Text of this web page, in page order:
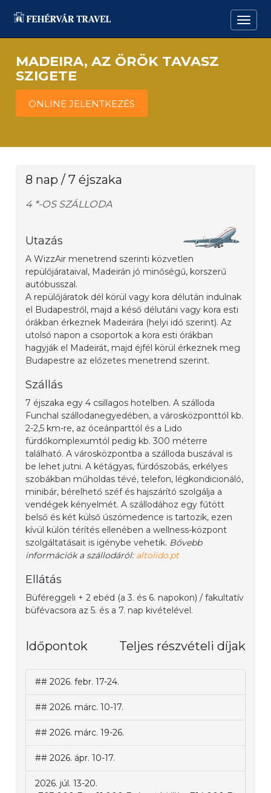
MADEIRA, AZ ÖRÖK TAVASZ
SZIGETE
ONLINE JELENTKEZÉS
8 nap / 7 éjszaka
4 *-OS SZÁLLODA
Utazás
A WizzAir menetrend szerinti közvetlen
repülőjárataival, Madeirán jó minőségű, korszerű
autóbusszal.
A repülőjáratok dél körül vagy kora délután indulnak
el Budapestről, majd a késő délutáni vagy kora esti
órákban érkeznek Madeirára (helyi idő szerint). Az
utolsó napon a csoportok a kora esti órákban
hagyják el Madeirát, majd éjfél körül érkeznek meg
Budapestre az előzetes menetrend szerint.
Szállás
7 éjszaka egy 4 csillagos hotelben. A szálloda
Funchal szállodanegyedében, a városközponttól kb.
2-2,5 km-re, az óceánparttól és a Lido
fürdőkomplexumtól pedig kb. 300 méterre
található. A városközpontba a szálloda buszával is
be lehet jutni. A kétágyas, fürdőszobás, erkélyes
szobákban műholdas tévé, telefon, légkondicionáló,
minibár, bérelhető széf és hajszárító szolgálja a
vendégek kényelmét. A szállodához egy fűtött
belső és két külső úszómedence is tartozik, ezen
kívül külön térítés ellenében a wellness-központ
szolgáltatásait is igénybe vehetik. Bővebb
információk a szállodáról: altolido.pt
Ellátás
Büféreggeli + 2 ebéd (a 3. és 6. napokon) / fakultatív
büfévacsora az 5. és a 7. nap kivételével.
Időpontok Teljes részvételi díjak
## 2026. febr. 17-24.
## 2026. márc. 10-17.
## 2026. márc. 19-26.
## 2026. ápr. 10-17.
2026. júl. 13-20.